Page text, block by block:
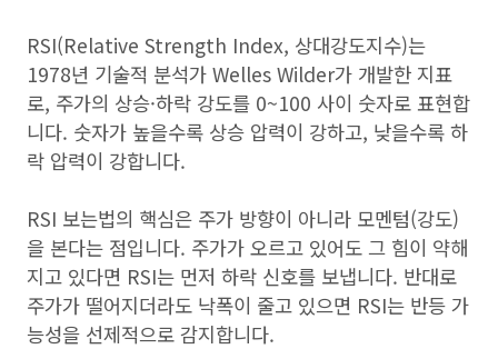
RSI(Relative Strength Index, 상대강도지수)는
1978년 기술적 분석가 Welles Wilder가 개발한 지표
로, 주가의 상승·하락 강도를 0~100 사이 숫자로 표현합
니다. 숫자가 높을수록 상승 압력이 강하고, 낮을수록 하
락 압력이 강합니다.
RSI 보는법의 핵심은 주가 방향이 아니라 모멘텀(강도)
을 본다는 점입니다. 주가가 오르고 있어도 그 힘이 약해
지고 있다면 RSI는 먼저 하락 신호를 보냅니다. 반대로
주가가 떨어지더라도 낙폭이 줄고 있으면 RSI는 반등 가
능성을 선제적으로 감지합니다.